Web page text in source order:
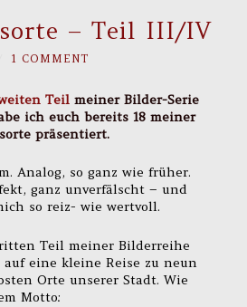
– Teil III/IV
1 COMMENT
Teil meiner Bilder-Serie
ich euch bereits 18 meiner
präsentiert.
Analog, so ganz wie früher.
ganz unverfälscht – und
so reiz- wie wertvoll.
Teil meiner Bilderreihe
eine kleine Reise zu neun
Orte unserer Stadt. Wie
Motto: